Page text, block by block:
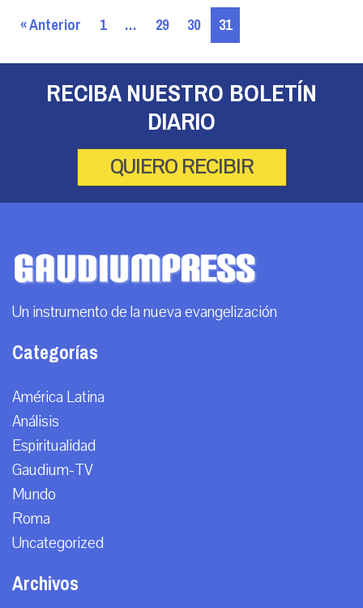
« Anterior 1 … 29 30 31
RECIBA NUESTRO BOLETÍN
DIARIO
QUIERO RECIBIR
Un instrumento de la nueva evangelización
Categorías
América Latina
Análisis
Espiritualidad
Gaudium-TV
Mundo
Roma
Uncategorized
Archivos